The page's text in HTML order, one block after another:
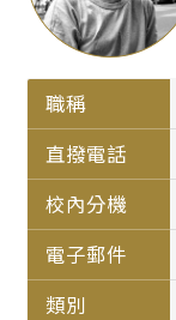
職稱
直撥電話
校內分機
電子郵件
類別